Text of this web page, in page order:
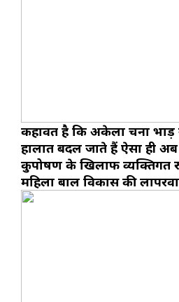
कहावत है कि अकेला चना भाड़
हालात बदल जाते हैं ऐसा ही
कुपोषण के खिलाफ व्यक्तिगत
महिला बाल विकास की